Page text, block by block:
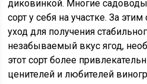
диковинкой. Многие
сорт у себя на участке. За
уход для получения
незабываемый вкус ягод,
этот сорт более
ценителей и любителей